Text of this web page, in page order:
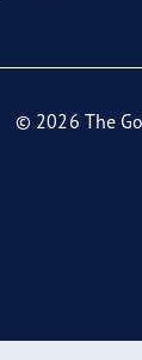
© 2026 The